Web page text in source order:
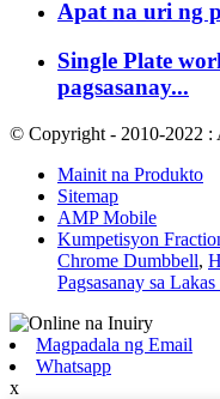
Apat na uri ng
Single Plate
pagsasanay...
© Copyright - 2010-2022 :
Mainit na Produkto
Sitemap
AMP Mobile
Kumpetisyon
Chrome Dumbbell,
Pagsasanay sa
Magpadala ng Email
Whatsapp
x